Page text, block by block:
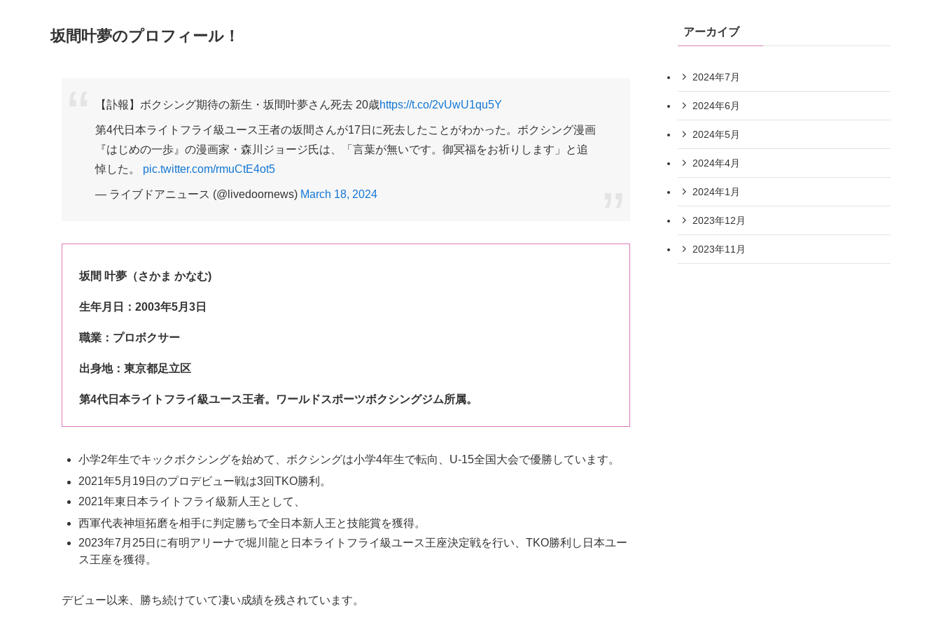
坂間叶夢のプロフィール！
【訃報】ボクシング期待の新生・坂間叶夢さん死去 20歳https://t.co/2vUwU1qu5Y
第4代日本ライトフライ級ユース王者の坂間さんが17日に死去したことがわかった。ボクシング漫画
『はじめの一歩』の漫画家・森川ジョージ氏は、「言葉が無いです。御冥福をお祈りします」と追
悼した。 pic.twitter.com/rmuCtE4ot5
— ライブドアニュース (@livedoornews) March 18, 2024
坂間 叶夢（さかま かなむ)
生年月日：2003年5月3日
職業：プロボクサー
出身地：東京都足立区
第4代日本ライトフライ級ユース王者。ワールドスポーツボクシングジム所属。
小学2年生でキックボクシングを始めて、ボクシングは小学4年生で転向、 U-15全国大会で優勝しています。
2021年5月19日のプロデビュー戦は3回TKO勝利。
2021年東日本ライトフライ級新人王として、
西軍代表神垣拓磨を相手に判定勝ちで全日本新人王と技能賞を獲得。
2023年7月25日に有明アリーナで堀川龍と日本ライトフライ級ユース王座決定戦を行い、TKO勝利し日本ユー
ス王座を獲得。
デビュー以来、勝ち続けていて凄い成績を残されています。
アーカイブ
2024年7月
2024年6月
2024年5月
2024年4月
2024年1月
2023年12月
2023年11月